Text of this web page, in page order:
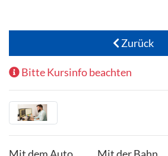
Zurück
Bitte Kursinfo beachten